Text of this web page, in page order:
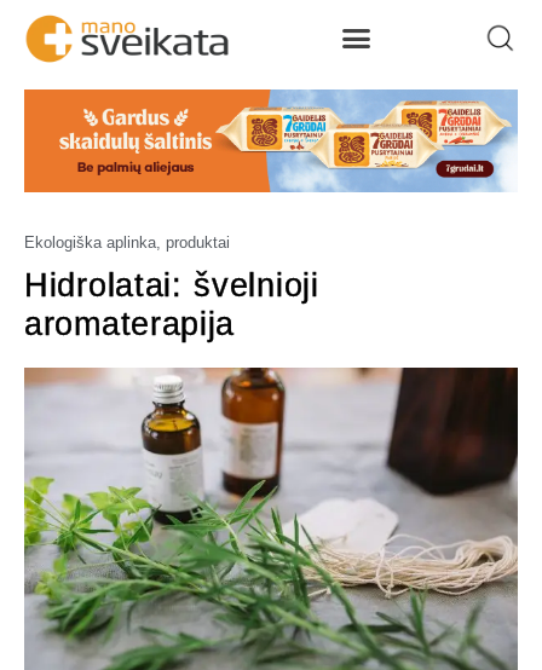
Ekologiška aplinka, produktai
Hidrolatai: švelnioji
aromaterapija